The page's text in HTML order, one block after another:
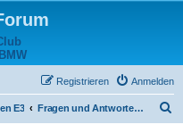
Anmelden
Registrieren
E3 Fragen und Antworten zum Fahrzeug